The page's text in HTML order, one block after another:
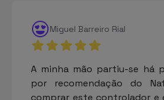
Miguel Barreiro Rial
A minha mão partiu-se há
por recomendação do
comprar este controlador e